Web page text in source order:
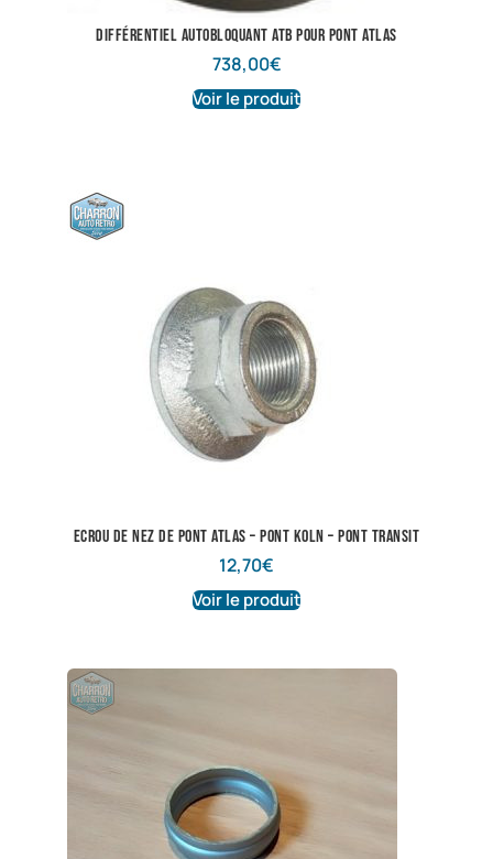
différentiel autobloquant ATB pour pont atlas
738,00€
Voir le produit
Ecrou de nez de pont Atlas – Pont Koln – Pont Transit
12,70€
Voir le produit